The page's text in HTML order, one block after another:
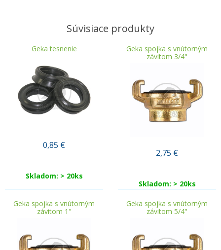
Súvisiace produkty
Geka tesnenie
0,85 €
Skladom: > 20ks
Geka spojka s vnútorným
závitom 3/4"
2,75 €
Skladom: > 20ks
Geka spojka s vnútorným
závitom 1"
Geka spojka s vnútorným
závitom 5/4"